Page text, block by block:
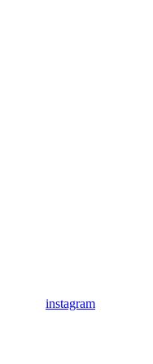
instagram